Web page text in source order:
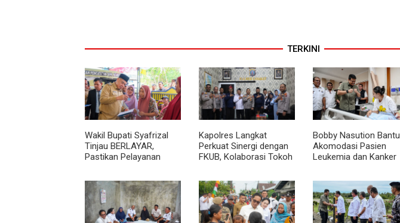
TERKINI
Wakil Bupati Syafrizal
Tinjau BERLAYAR,
Pastikan Pelayanan
Kapolres Langkat
Perkuat Sinergi dengan
FKUB, Kolaborasi Tokoh
Menjaga Kamtibmas
Bobby Nasution Bantu
Akomodasi Pasien
Leukemia dan Kanker
Thomsen